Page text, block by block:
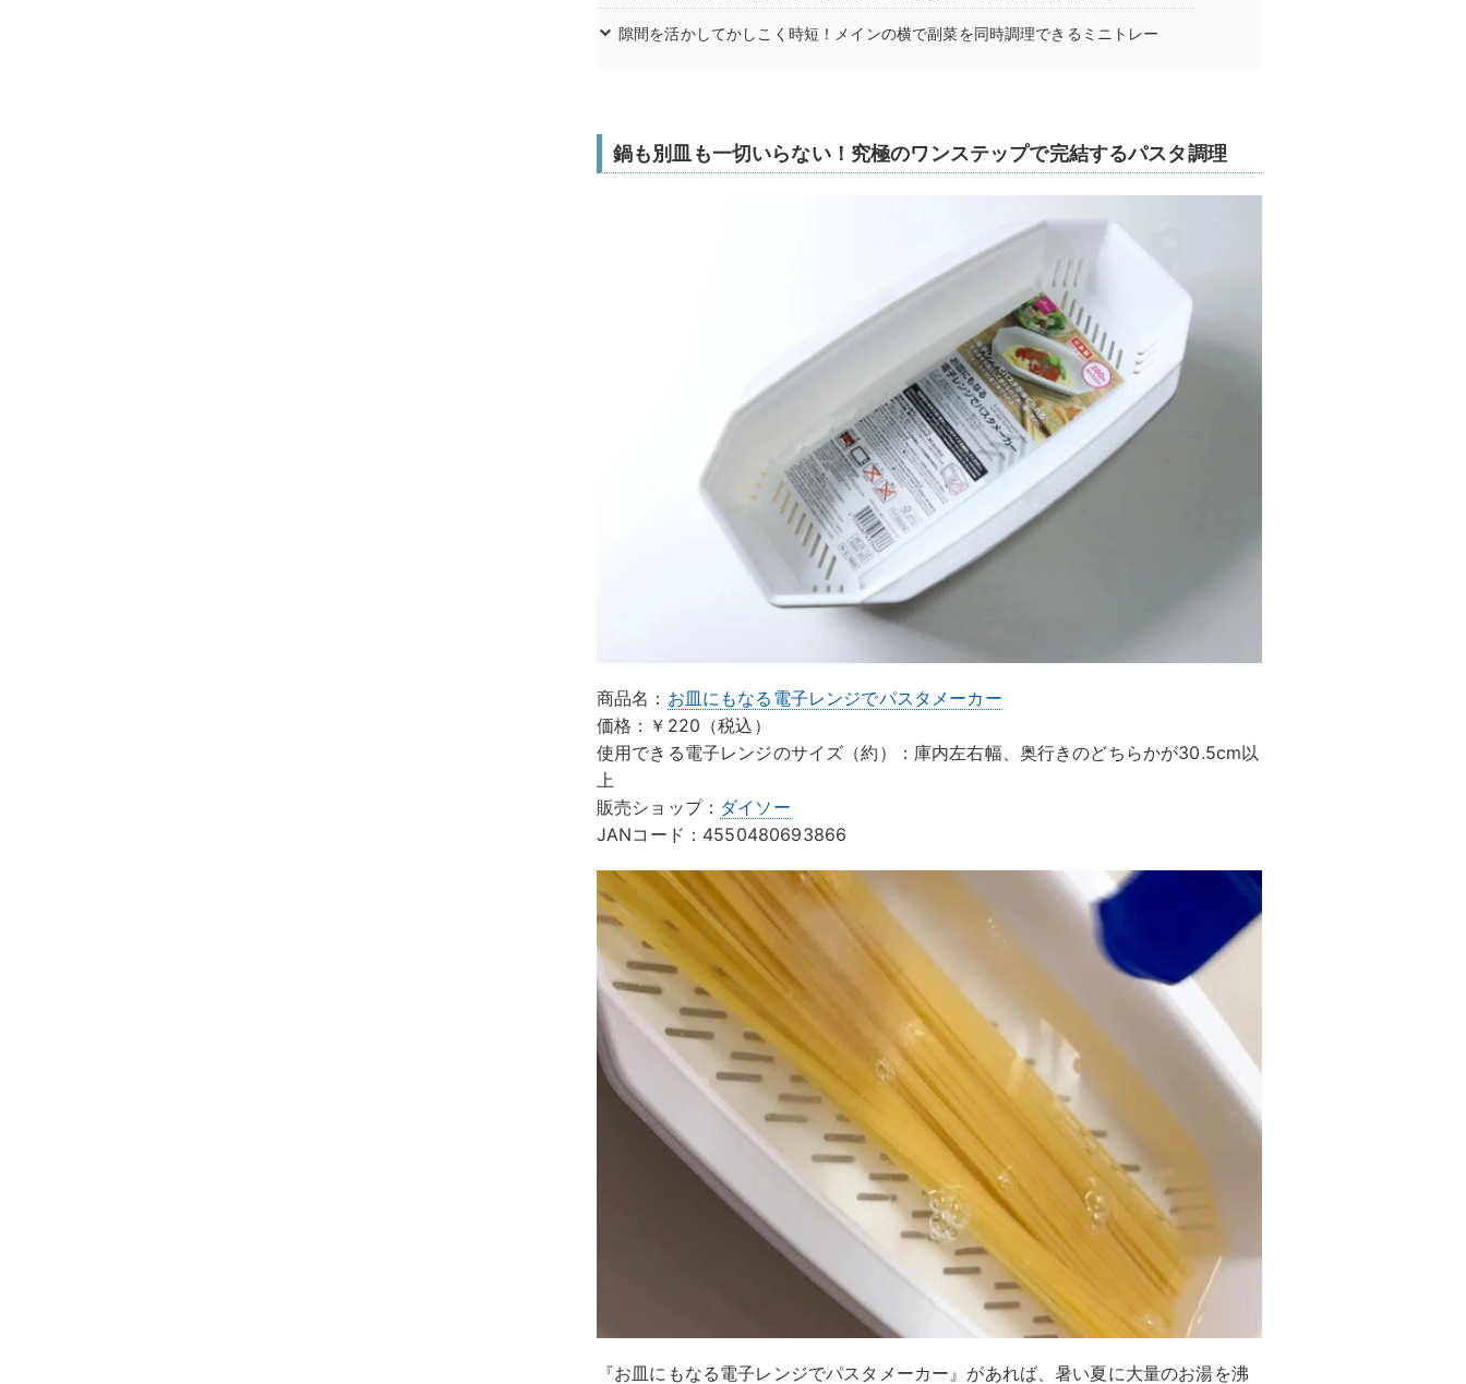
隙間を活かしてかしこく時短！メインの横で副菜を同時調理できるミニトレー
鍋も別皿も一切いらない！究極のワンステップで完結するパスタ調理
商品名： お皿にもなる電子レンジでパスタメーカー
価格：￥220（税込）
使用できる電子レンジのサイズ（約）：庫内左右幅、奥行きのどちらかが30.5cm以
上
販売ショップ： ダイソー
JANコード：4550480693866
『お皿にもなる電子レンジでパスタメーカー』があれば、暑い夏に大量のお湯を沸